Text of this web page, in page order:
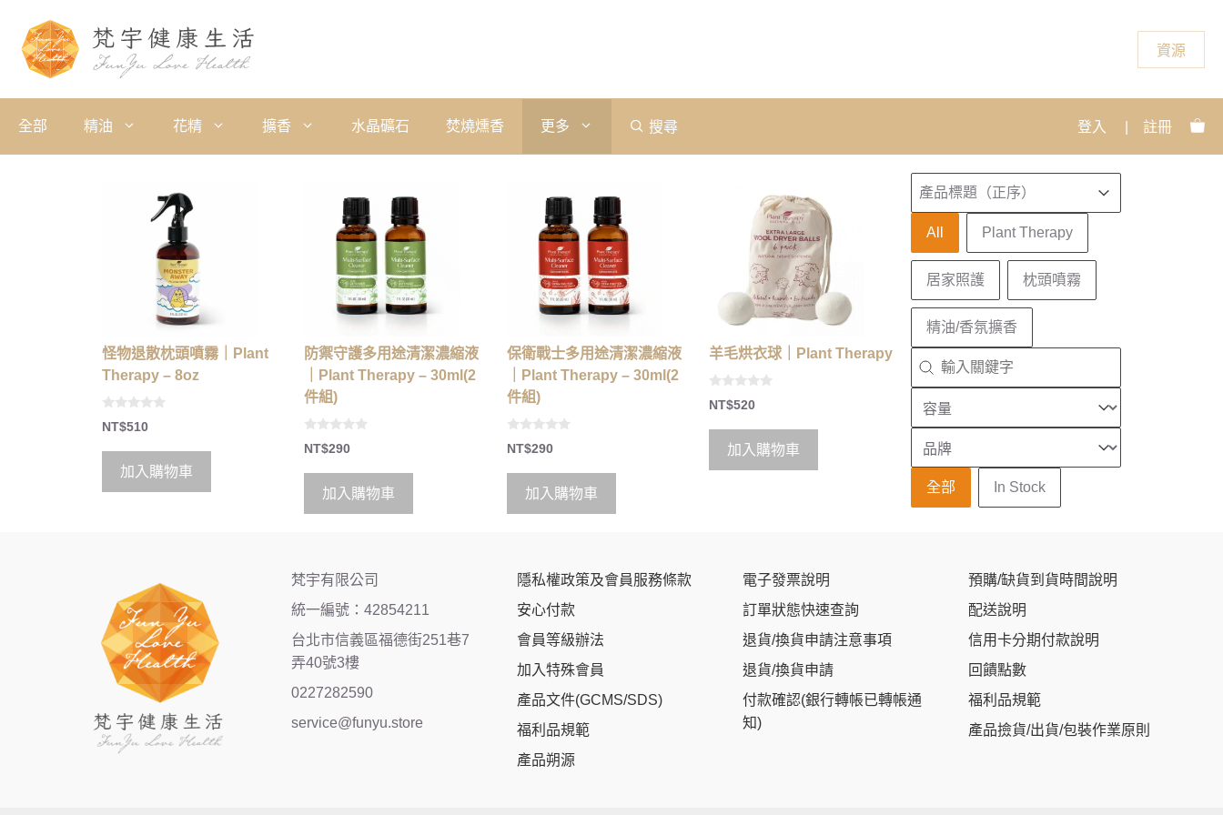
資源
全部 精油 花精 擴香 水晶礦石 焚燒燻香 更多 搜尋 登入 註冊
怪物退散枕頭噴霧｜Plant
Therapy – 8oz
0
o
t
5
NT$510
加入購物車
防禦守護多用途清潔濃縮液
｜Plant Therapy – 30ml(2
件組)
0
o
t
5
NT$290
加入購物車
保衛戰士多用途清潔濃縮液
｜Plant Therapy – 30ml(2
件組)
0
o
t
5
NT$290
加入購物車
羊毛烘衣球｜Plant Therapy
0
o
t
5
NT$520
加入購物車
排序
Sort content
產品標題（正序）
Sort content
產品分類
All Plant Therapy
居家照護 枕頭噴霧
精油/香氛擴香
搜尋
Search content
容量
Select content
品牌
Select content
庫存狀態
全部 In Stock
梵宇有限公司
統一編號：42854211
台北市信義區福德街251巷7
弄40號3樓
0227282590
service@funyu.store
隱私權政策及會員服務條款
安心付款
會員等級辦法
加入特殊會員
產品文件(GCMS/SDS)
福利品規範
產品朔源
電子發票說明
訂單狀態快速查詢
退貨/換貨申請注意事項
退貨/換貨申請
付款確認(銀行轉帳已轉帳通
知)
預購/缺貨到貨時間說明
配送說明
信用卡分期付款說明
回饋點數
福利品規範
產品撿貨/出貨/包裝作業原則